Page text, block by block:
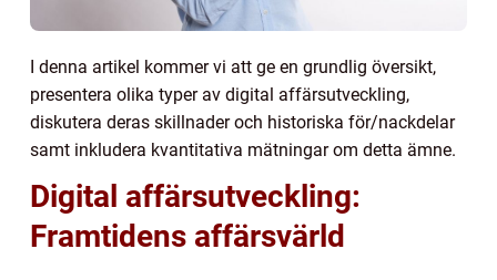
I denna artikel kommer vi att ge en grundlig översikt,
presentera olika typer av digital affärsutveckling,
diskutera deras skillnader och historiska för/nackdelar
samt inkludera kvantitativa mätningar om detta ämne.
Digital affärsutveckling:
Framtidens affärsvärld